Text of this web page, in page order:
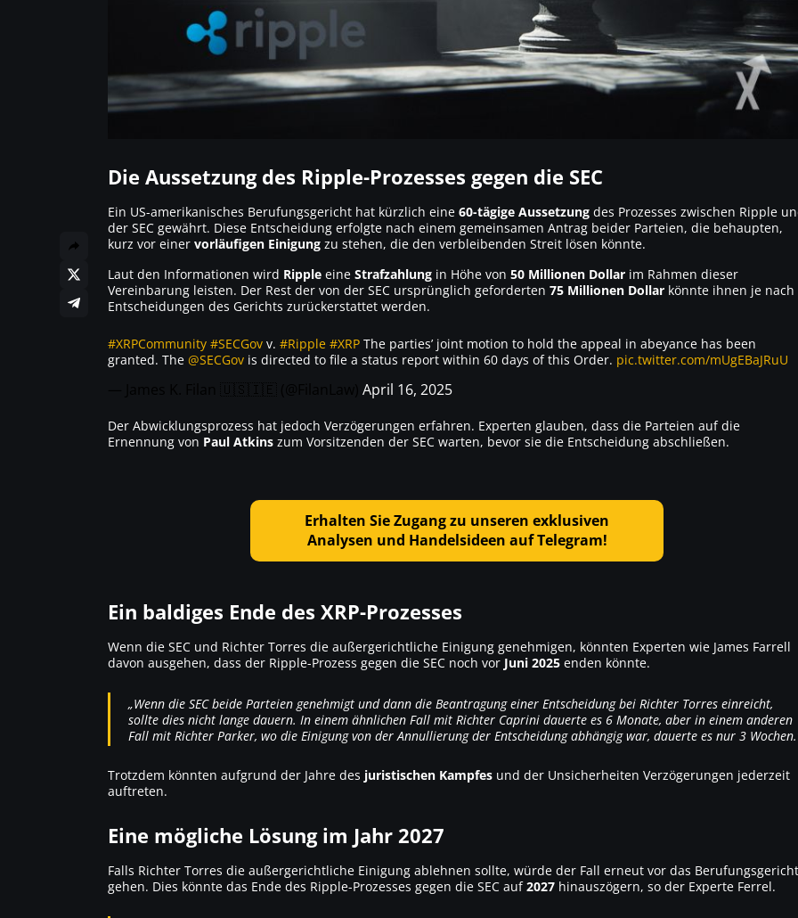
Die Aussetzung des Ripple-Prozesses gegen die SEC
Ein US-amerikanisches Berufungsgericht hat kürzlich eine 60-tägige Aussetzung des Prozesses zwischen Ripple
der SEC gewährt. Diese Entscheidung erfolgte nach einem gemeinsamen Antrag beider Parteien, die behaupten,
kurz vor einer vorläufigen Einigung zu stehen, die den verbleibenden Streit lösen könnte.
Laut den Informationen wird Ripple eine Strafzahlung in Höhe von 50 Millionen Dollar im Rahmen dieser
Vereinbarung leisten. Der Rest der von der SEC ursprünglich geforderten 75 Millionen Dollar könnte ihnen je nach
Entscheidungen des Gerichts zurückerstattet werden.
#XRPCommunity #SECGov v. #Ripple #XRP The parties’ joint motion to hold the appeal in abeyance has been
granted. The @SECGov is directed to file a status report within 60 days of this Order. pic.twitter.com/mUgEBaJRuU
April 16, 2025
Der Abwicklungsprozess hat jedoch Verzögerungen erfahren. Experten glauben, dass die Parteien auf die
Ernennung von Paul Atkins zum Vorsitzenden der SEC warten, bevor sie die Entscheidung abschließen.
Erhalten Sie Zugang zu unseren exklusiven
Analysen und Handelsideen auf Telegram!
Ein baldiges Ende des XRP-Prozesses
Wenn die SEC und Richter Torres die außergerichtliche Einigung genehmigen, könnten Experten wie James Farrell
davon ausgehen, dass der Ripple-Prozess gegen die SEC noch vor Juni 2025 enden könnte.
„Wenn die SEC beide Parteien genehmigt und dann die Beantragung einer Entscheidung bei Richter Torres einreicht,
sollte dies nicht lange dauern. In einem ähnlichen Fall mit Richter Caprini dauerte es 6 Monate, aber in einem anderen
Fall mit Richter Parker, wo die Einigung von der Annullierung der Entscheidung abhängig war, dauerte es nur 3
Trotzdem könnten aufgrund der Jahre des juristischen Kampfes und der Unsicherheiten Verzögerungen jederzeit
auftreten.
Eine mögliche Lösung im Jahr 2027
Falls Richter Torres die außergerichtliche Einigung ablehnen sollte, würde der Fall erneut vor das Berufungsgericht
gehen. Dies könnte das Ende des Ripple-Prozesses gegen die SEC auf2027 hinauszögern, so der Experte Ferrel.